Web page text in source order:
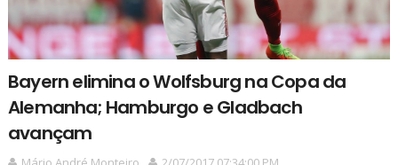
Bayern elimina o Wolfsburg na Copa da
Alemanha; Hamburgo e Gladbach
avançam